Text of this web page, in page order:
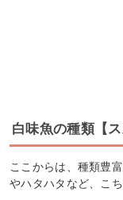
白味魚の種類【ス
ここからは、種類豊
やハタハタなど、こ